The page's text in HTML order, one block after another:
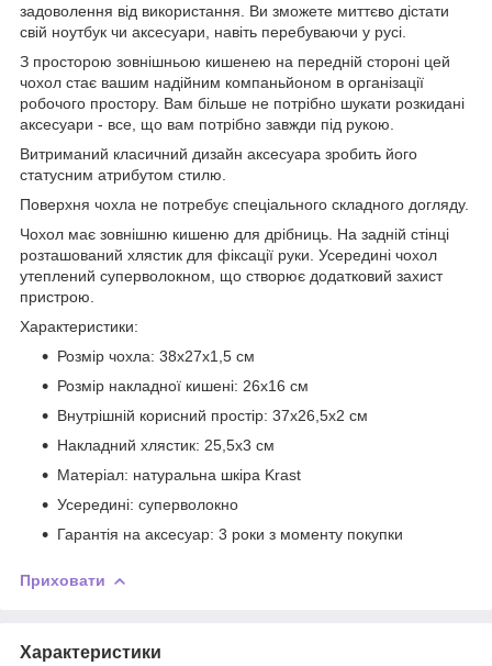
задоволення від використання. Ви зможете миттєво дістати
свій ноутбук чи аксесуари, навіть перебуваючи у русі.
З просторою зовнішньою кишенею на передній стороні цей
чохол стає вашим надійним компаньйоном в організації
робочого простору. Вам більше не потрібно шукати розкидані
аксесуари - все, що вам потрібно завжди під рукою.
Витриманий класичний дизайн аксесуара зробить його
статусним атрибутом стилю.
Поверхня чохла не потребує спеціального складного догляду.
Чохол має зовнішню кишеню для дрібниць. На задній стінці
розташований хлястик для фіксації руки. Усередині чохол
утеплений суперволокном, що створює додатковий захист
пристрою.
Характеристики:
Розмір чохла: 38х27x1,5 см
Розмір накладної кишені: 26х16 см
Внутрішній корисний простір: 37х26,5х2 см
Накладний хлястик: 25,5х3 см
Матеріал: натуральна шкіра Krast
Усередині: суперволокно
Гарантія на аксесуар: 3 роки з моменту покупки
Приховати
Характеристики